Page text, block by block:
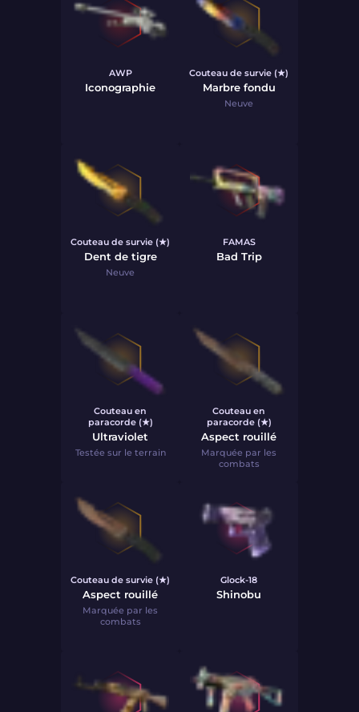
AWP
Iconographie
Couteau de survie (★)
Marbre fondu
Neuve
Couteau de survie (★)
Dent de tigre
Neuve
FAMAS
Bad Trip
Couteau en
paracorde (★)
Ultraviolet
Testée sur le terrain
Couteau en
paracorde (★)
Aspect rouillé
Marquée par les
combats
Couteau de survie (★)
Aspect rouillé
Marquée par les
combats
Glock-18
Shinobu